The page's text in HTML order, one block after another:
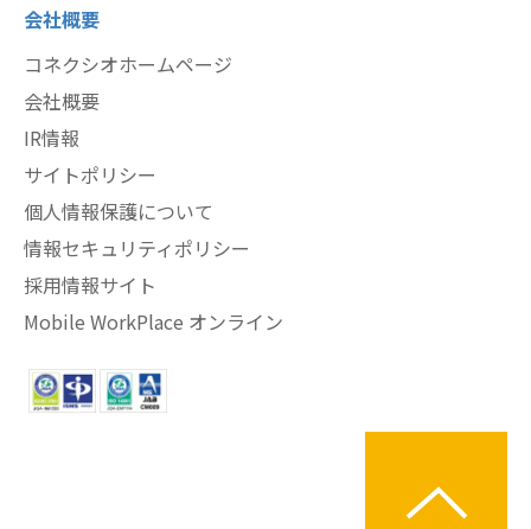
会社概要
コネクシオホームページ
会社概要
IR情報
サイトポリシー
個人情報保護について
情報セキュリティポリシー
採用情報サイト
Mobile WorkPlace オンライン